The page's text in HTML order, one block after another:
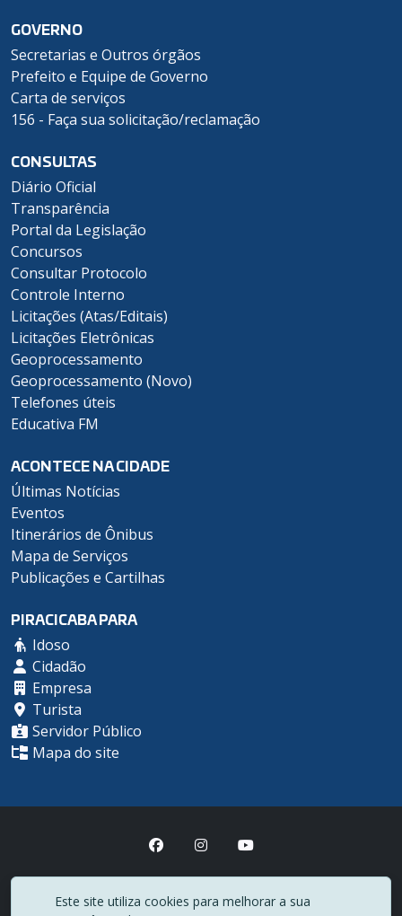
GOVERNO
Secretarias e Outros órgãos
Prefeito e Equipe de Governo
Carta de serviços
156 - Faça sua solicitação/reclamação
CONSULTAS
Diário Oficial
Transparência
Portal da Legislação
Concursos
Consultar Protocolo
Controle Interno
Licitações (Atas/Editais)
Licitações Eletrônicas
Geoprocessamento
Geoprocessamento (Novo)
Telefones úteis
Educativa FM
ACONTECE NA CIDADE
Últimas Notícias
Eventos
Itinerários de Ônibus
Mapa de Serviços
Publicações e Cartilhas
PIRACICABA PARA
Idoso
Cidadão
Empresa
Turista
Servidor Público
Mapa do site
(19) 3403-1000
Este site utiliza cookies para melhorar a sua